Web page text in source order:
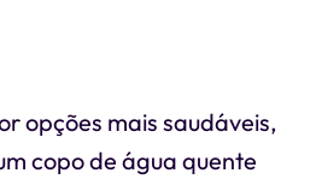
opções mais saudáveis,
copo de água quente